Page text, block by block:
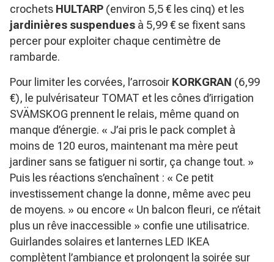
crochets HULTARP (environ 5,5 € les cinq) et les
jardinières suspendues à 5,99 € se fixent sans
percer pour exploiter chaque centimètre de
rambarde.
Pour limiter les corvées, l’arrosoir KORKGRAN (6,99
€), le pulvérisateur TOMAT et les cônes d’irrigation
SVÄMSKOG prennent le relais, même quand on
manque d’énergie. « J’ai pris le pack complet à
moins de 120 euros, maintenant ma mère peut
jardiner sans se fatiguer ni sortir, ça change tout. »
Puis les réactions s’enchaînent : « Ce petit
investissement change la donne, même avec peu
de moyens. » ou encore « Un balcon fleuri, ce n’était
plus un rêve inaccessible » confie une utilisatrice.
Guirlandes solaires et lanternes LED IKEA
complètent l’ambiance et prolongent la soirée sur